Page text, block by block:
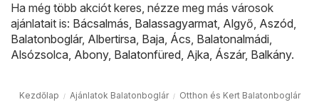
Ha még több akciót keres, nézze meg más városok
ajánlatait is: Bácsalmás, Balassagyarmat, Algyő, Aszód,
Balatonboglár, Albertirsa, Baja, Ács, Balatonalmádi,
Alsózsolca, Abony, Balatonfüred, Ajka, Ászár, Balkány.
Kezdőlap Ajánlatok Balatonboglár Otthon és Kert Balatonboglár